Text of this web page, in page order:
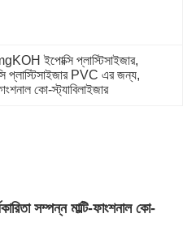
ইপোক্সি প্লাস্টিসাইজার,
প্লাস্টিসাইজার PVC এর জন্য,
ফাংশনাল কো-স্ট্যাবিলাইজার
সম্পন্ন মাল্টি-ফাংশনাল কো-